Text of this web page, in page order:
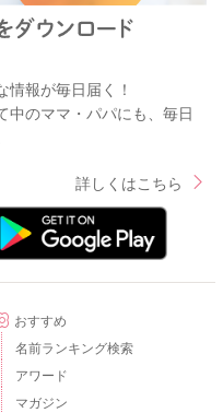
報が毎日届く！
中のママ・パパにも、毎日
詳しくはこちら
おすすめ
名前ランキング検索
アワード
マガジン